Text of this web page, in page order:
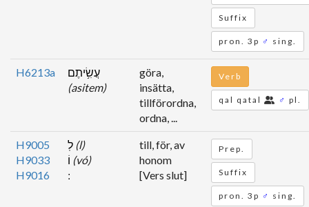
Suffix
pron. 3p ♂ sing.
H6213a
עֲשִׂ֥יתֶם
(asitem)
göra,
insätta,
tillförordna,
ordna, ...
Verb
qal qatal ♂ pl.
H9005
H9033
H9016
(l)
(vó)
till, för, av
honom
[Vers slut]
Prep.
Suffix
pron. 3p ♂ sing.